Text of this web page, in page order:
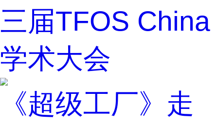
三届TFOS China
学术大会
《超级工厂》走